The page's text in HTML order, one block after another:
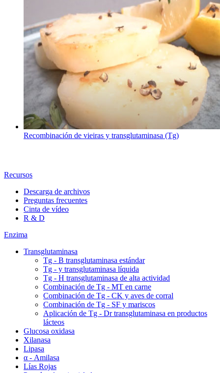
Recombinación de vieiras y transglutaminasa (Tg)
Recursos
Descarga de archivos
Preguntas frecuentes
Cinta de vídeo
R & D
Enzima
Transglutaminasa
Tg - B transglutaminasa estándar
Tg - y transglutaminasa líquida
Tg - H transglutaminasa de alta actividad
Combinación de Tg - MT en carne
Combinación de Tg - CK y aves de corral
Combinación de Tg - SF y mariscos
Aplicación de Tg - Dr transglutaminasa en productos
lácteos
Glucosa oxidasa
Xilanasa
Lipasa
α - Amilasa
Lías Rojas